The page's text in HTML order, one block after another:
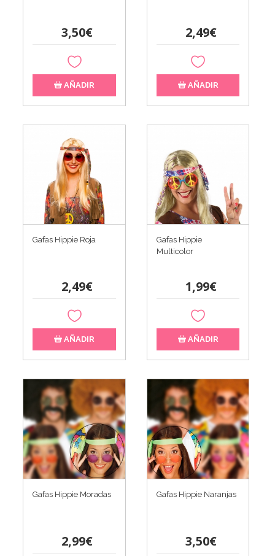
3,50€
AÑADIR
2,49€
AÑADIR
Gafas Hippie Roja
2,49€
AÑADIR
Gafas Hippie
Multicolor
1,99€
AÑADIR
Gafas Hippie Moradas
2,99€
Gafas Hippie Naranjas
3,50€